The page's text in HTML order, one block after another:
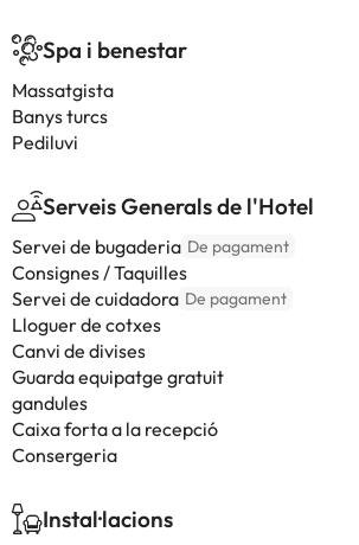
Spa i benestar
Massatgista
Banys turcs
Pediluvi
Serveis Generals de l'Hotel
Servei de bugaderia De pagament
Consignes / Taquilles
Servei de cuidadora De pagament
Lloguer de cotxes
Canvi de divises
Guarda equipatge gratuit
gandules
Caixa forta a la recepció
Consergeria
Instal·lacions